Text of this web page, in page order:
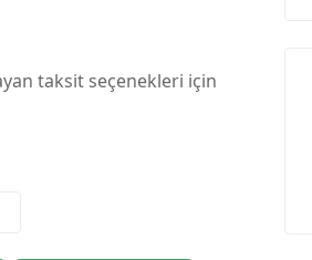
taksit seçenekleri için